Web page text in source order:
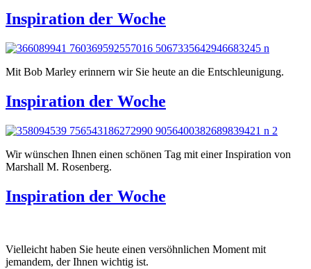
Inspiration der Woche
Mit Bob Marley erinnern wir Sie heute an die Entschleunigung.
Inspiration der Woche
Wir wünschen Ihnen einen schönen Tag mit einer Inspiration von
Marshall M. Rosenberg.
Inspiration der Woche
Vielleicht haben Sie heute einen versöhnlichen Moment mit
jemandem, der Ihnen wichtig ist.